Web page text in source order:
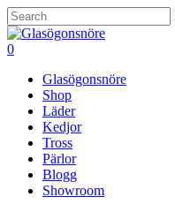
Skip
to
main
Close
Search
search
0
Glasögonsnöre
Shop
Läder
Kedjor
Tross
Pärlor
Blogg
Showroom